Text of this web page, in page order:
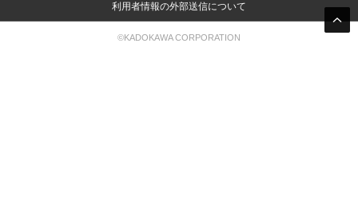
利用者情報の外部送信について
©KADOKAWA CORPORATION